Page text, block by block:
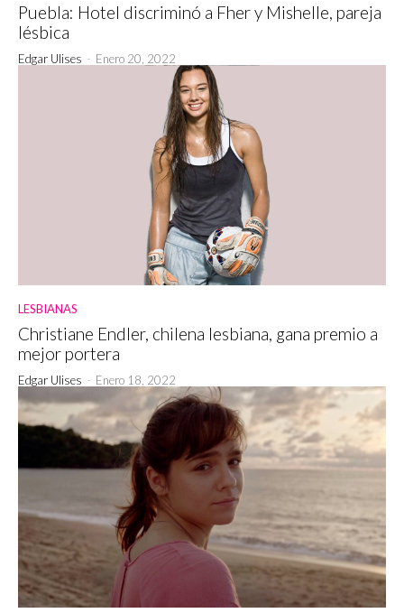
Puebla: Hotel discriminó a Fher y Mishelle, pareja
lésbica
Edgar Ulises - Enero 20, 2022
LESBIANAS
Christiane Endler, chilena lesbiana, gana premio a
mejor portera
Edgar Ulises - Enero 18, 2022